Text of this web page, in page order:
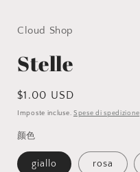
1
modale
Cloud Shop
Stelle
Prezzo
di
listino
$1.00 USD
Imposte incluse. Spese di spedizione
颜色
giallo rosa